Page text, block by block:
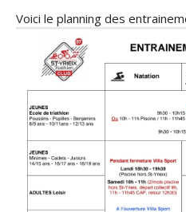
Voici le planning des